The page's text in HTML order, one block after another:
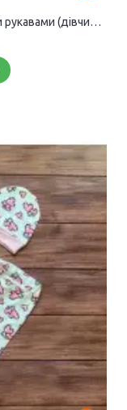
НАБІР ДЛЯ МАЛЕЧІ FRIENDS з короткими рукавами (дівчинка).